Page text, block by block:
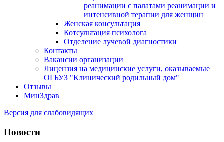
реанимации с палатами реанимации и
интенсивной терапии для женщин
Женская консультация
Котсультация психолога
Отделение лучевой диагностики
Контакты
Вакансии организации
Лицензия на медицинские услуги, оказываемые
ОГБУЗ "Клинический родильный дом"
Отзывы
МинЗдрав
Версия для слабовидящих
Новости